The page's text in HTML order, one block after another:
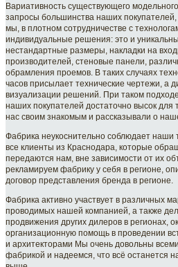
Вариативность существующего
запросы большинства наших
мы, в плотном сотрудничестве с
индивидуальные решения: это и
нестандартные размеры, накладки на
производителей, стеновые панели,
обрамления проемов. В таких случаях
часов присылает технические чертежи, а
визуализации решений. При таком
наших покупателей достаточно высок для
нас своим знакомым и рассказывали о
Фабрика неукоснительно соблюдает
все клиенты из Краснодара, которые
передаются нам, вне зависимости от их
рекламируем фабрику у себя в регионе,
договор представления бренда в регионе.
Фабрика активно участвует в различных
проводимых нашей компанией, а также
продвижения других дилеров в регионах,
организационную помощь в проведении
и архитекторами Мы очень довольны
фабрикой и надеемся, что всё останется